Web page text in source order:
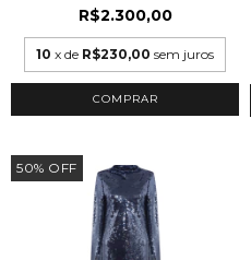
R$2.300,00
10 x de R$230,00 sem juros
50% OFF